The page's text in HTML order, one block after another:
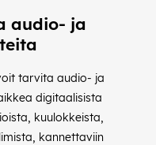
audio- ja
tarvita audio- ja
digitaalisista
kuulokkeista,
kannettaviin